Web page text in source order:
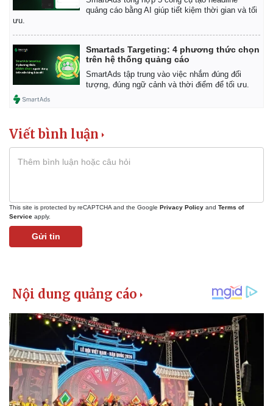
quảng cáo bằng AI giúp tiết kiệm thời gian và tối
ưu.
Smartads Targeting: 4 phương thức chọn
trên hệ thống quảng cáo
SmartAds tập trung vào việc nhắm đúng đối
tượng, đúng ngữ cảnh và thời điểm để tối ưu.
Viết bình luận
This site is protected by reCAPTCHA and the Google Privacy Policy and Terms of
Service apply.
Gửi tin